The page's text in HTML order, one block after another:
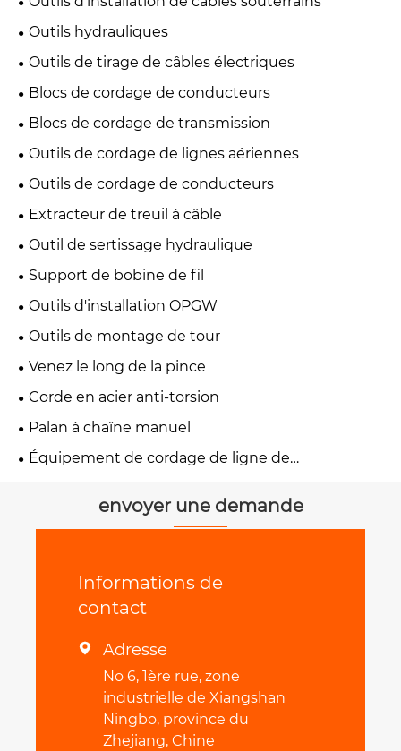
Outils hydrauliques
Outils de tirage de câbles électriques
Blocs de cordage de conducteurs
Blocs de cordage de transmission
Outils de cordage de lignes aériennes
Outils de cordage de conducteurs
Extracteur de treuil à câble
Outil de sertissage hydraulique
Support de bobine de fil
Outils d'installation OPGW
Outils de montage de tour
Venez le long de la pince
Corde en acier anti-torsion
Palan à chaîne manuel
Équipement de cordage de ligne de
envoyer une demande
Informations de
contact
 Adresse
No 6, 1ère rue, zone
industrielle de Xiangshan
Ningbo, province du
Zhejiang, Chine